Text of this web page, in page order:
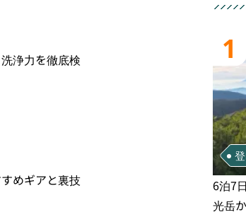
浄力を徹底検
めギアと裏技
1
6泊7
光岳